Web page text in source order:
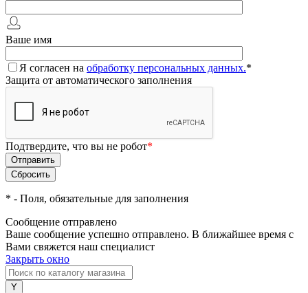
Ваше имя
Я согласен на обработку персональных данных.*
Защита от автоматического заполнения
Подтвердите, что вы не робот*
* - Поля, обязательные для заполнения
Сообщение отправлено
Ваше сообщение успешно отправлено. В ближайшее время с
Вами свяжется наш специалист
Закрыть окно